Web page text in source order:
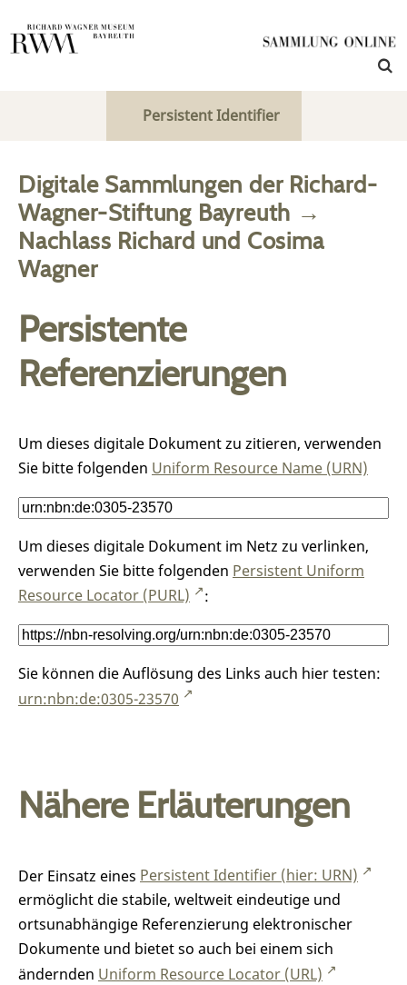
Persistent Identifier
Digitale Sammlungen der Richard-
Wagner-Stiftung Bayreuth →
Nachlass Richard und Cosima
Wagner
Persistente
Referenzierungen
Um dieses digitale Dokument zu zitieren, verwenden
Sie bitte folgenden Uniform Resource Name (URN)
Um dieses digitale Dokument im Netz zu verlinken,
verwenden Sie bitte folgenden Persistent Uniform
Resource Locator (PURL)
:
Sie können die Auflösung des Links auch hier testen:
urn:nbn:de:0305-23570
Nähere Erläuterungen
Der Einsatz eines Persistent Identifier (hier: URN)
ermöglicht die stabile, weltweit eindeutige und
ortsunabhängige Referenzierung elektronischer
Dokumente und bietet so auch bei einem sich
ändernden Uniform Resource Locator (URL)